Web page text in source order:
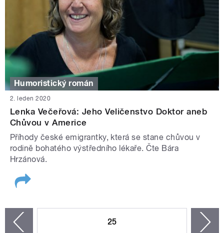
Humoristický román
2. leden 2020
Lenka Večeřová: Jeho Veličenstvo Doktor aneb
Chůvou v Americe
Příhody české emigrantky, která se stane chůvou v
rodině bohatého výstředního lékaře. Čte Bára
Hrzánová.
25